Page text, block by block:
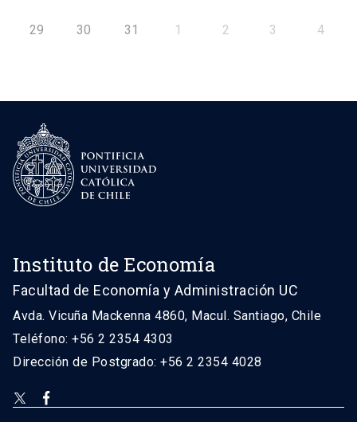
29 30 31 1 2 3 4
Instituto de Economía
Facultad de Economía y Administración UC
Avda. Vicuña Mackenna 4860, Macul. Santiago, Chile
Teléfono: +56 2 2354 4303
Dirección de Postgrado: +56 2 2354 4028